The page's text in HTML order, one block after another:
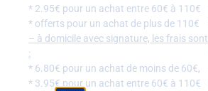
* 2.95€ pour un achat entre 60€ à 110€
* offerts pour un achat de plus de 110€
– à domicile avec signature, les frais sont
:
* 6.80€ pour un achat de moins de 60€,
* 3.95€ pour un achat entre 60€ à 110€